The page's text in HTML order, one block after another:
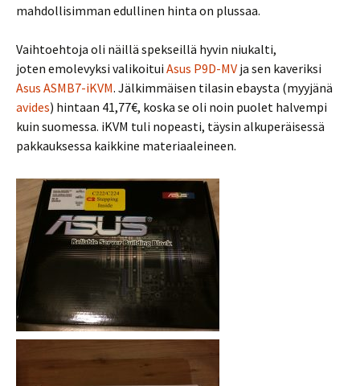
mahdollisimman edullinen hinta on plussaa.
Vaihtoehtoja oli näillä spekseillä hyvin niukalti,
joten emolevyksi valikoitui Asus P9D-MV ja sen kaveriksi
Asus ASMB7-iKVM. Jälkimmäisen tilasin ebaysta (myyjänä
avides) hintaan 41,77€, koska se oli noin puolet halvempi
kuin suomessa. iKVM tuli nopeasti, täysin alkuperäisessä
pakkauksessa kaikkine materiaaleineen.